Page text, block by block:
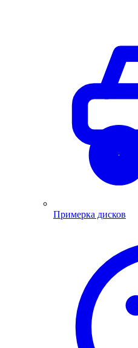
Примерка дисков